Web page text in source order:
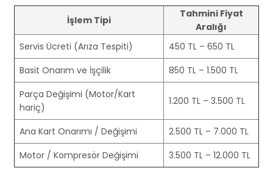
İşlem Tipi
Tahmini Fiyat
Aralığı
Servis Ücreti (Arıza Tespiti)
450 TL – 650 TL
Basit Onarım ve İşçilik
850 TL – 1.500 TL
Parça Değişimi (Motor/Kart
hariç)
1.200 TL – 3.500 TL
Ana Kart Onarımı / Değişimi
2.500 TL – 7.000 TL
Motor / Kompresör Değişimi
3.500 TL – 12.000 TL